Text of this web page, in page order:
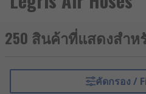
250 สินค้าที่แสดงสำห
คัดกรอง /